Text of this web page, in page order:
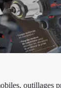
outillages